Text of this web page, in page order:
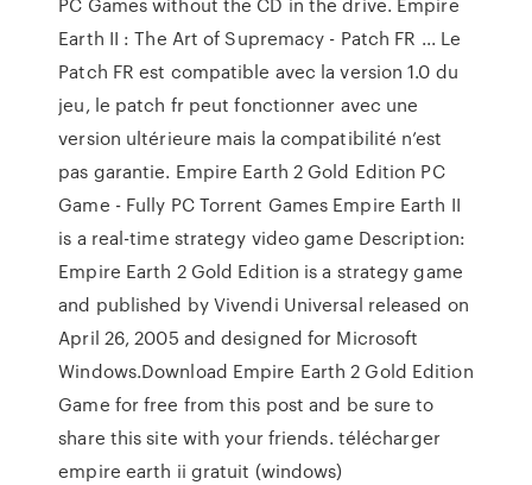
Earth II : The Art of Supremacy - Patch FR ... Le
Patch FR est compatible avec la version 1.0 du
jeu, le patch fr peut fonctionner avec une
version ultérieure mais la compatibilité n’est
pas garantie. Empire Earth 2 Gold Edition PC
Game - Fully PC Torrent Games Empire Earth II
is a real-time strategy video game Description:
Empire Earth 2 Gold Edition is a strategy game
and published by Vivendi Universal released on
April 26, 2005 and designed for Microsoft
Windows.Download Empire Earth 2 Gold Edition
Game for free from this post and be sure to
share this site with your friends. télécharger
empire earth ii gratuit (windows)